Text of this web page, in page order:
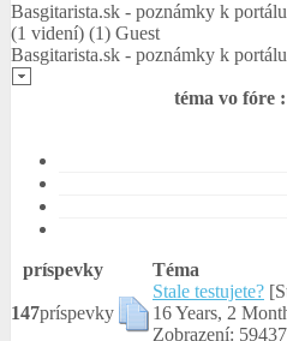
Basgitarista.sk - poznámky k portálu
(1 videní) (1) Guest
Basgitarista.sk - poznámky k portálu
téma vo fóre :
príspevky
Téma
147príspevky
Stale testujete?
16 Years, 2
Zobrazení: 59437